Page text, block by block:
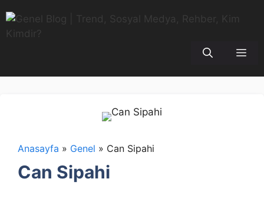
atla
Anasayfa » Genel » Can Sipahi
Can Sipahi